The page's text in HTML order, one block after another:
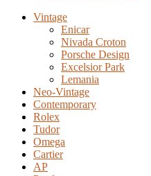
Vintage
Enicar
Nivada Croton
Porsche Design
Excelsior Park
Lemania
Neo-Vintage
Contemporary
Rolex
Tudor
Omega
Cartier
AP